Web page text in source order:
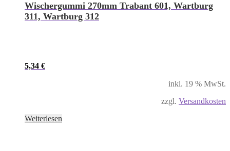
Wischergummi 270mm Trabant 601, Wartburg
311, Wartburg 312
5,34 €
inkl. 19 % MwSt.
zzgl. Versandkosten
Weiterlesen